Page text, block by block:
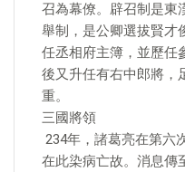
召為幕僚。辟召制是東
舉制，是公卿選拔賢才
任丞相府主簿，並歷任
後又升任有右中郎將，
重。
三國將領
234年，諸葛亮在第六
在此染病亡故。消息傳